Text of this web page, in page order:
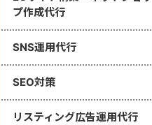
プ作成代行
SNS運用代行
SEO対策
リスティング広告運用代行